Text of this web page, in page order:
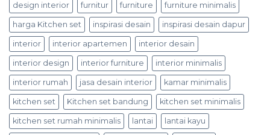
design interior furnitur furniture furniture minimalis
harga Kitchen set inspirasi desain inspirasi desain dapur
interior interior apartemen interior desain
interior design interior furniture interior minimalis
interior rumah jasa desain interior kamar minimalis
kitchen set Kitchen set bandung kitchen set minimalis
kitchen set rumah minimalis lantai lantai kayu